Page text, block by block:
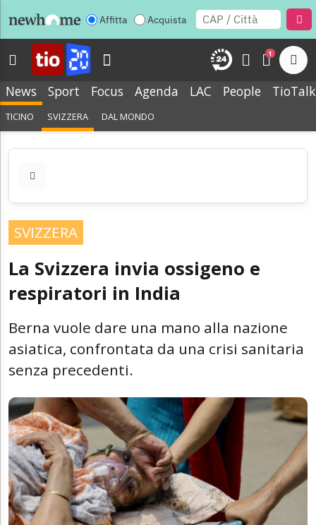
Affitta Acquista
1
News Sport Focus Agenda LAC People TioTalk
TICINO SVIZZERA DAL MONDO
SVIZZERA
La Svizzera invia ossigeno e
respiratori in India
Berna vuole dare una mano alla nazione
asiatica, confrontata da una crisi sanitaria
senza precedenti.